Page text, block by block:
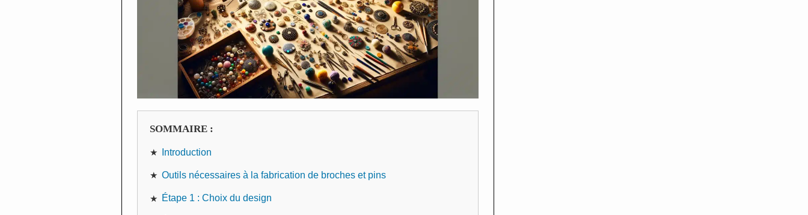
SOMMAIRE :
Introduction
Outils nécessaires à la fabrication de broches et pins
Étape 1 : Choix du design